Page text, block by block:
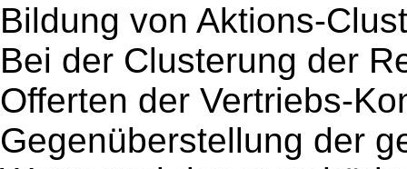
Bildung von Aktions-
Bei der Clusterung der
Offerten der Vertriebs-
Gegenüberstellung der